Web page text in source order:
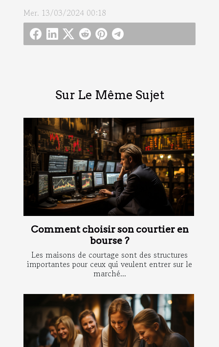
Mer. 13/03/2024 00:18
Sur Le Même Sujet
Comment choisir son courtier en
bourse ?
Les maisons de courtage sont des structures
importantes pour ceux qui veulent entrer sur le
marché...